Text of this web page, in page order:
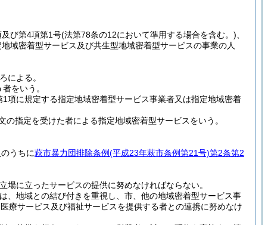
び第4項第1号(法第78条の12において準用する場合を含む。)
域密着型サービス及び共生型地域密着型サービスの事業の人
による。
をいう。
に規定する指定地域密着型サービス事業者又は指定地域密着
指定を受けた者による指定地域密着型サービスをいう。
うちに萩市暴力団排除条例(平成23年萩市条例第21号)第2条第2
に立ったサービスの提供に努めなければならない。
、地域との結び付きを重視し、市、他の地域密着型サービス事
療サービス及び福祉サービスを提供する者との連携に努めなけ